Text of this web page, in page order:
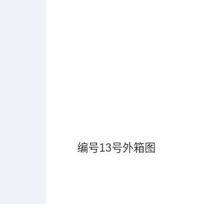
编号13号外箱图